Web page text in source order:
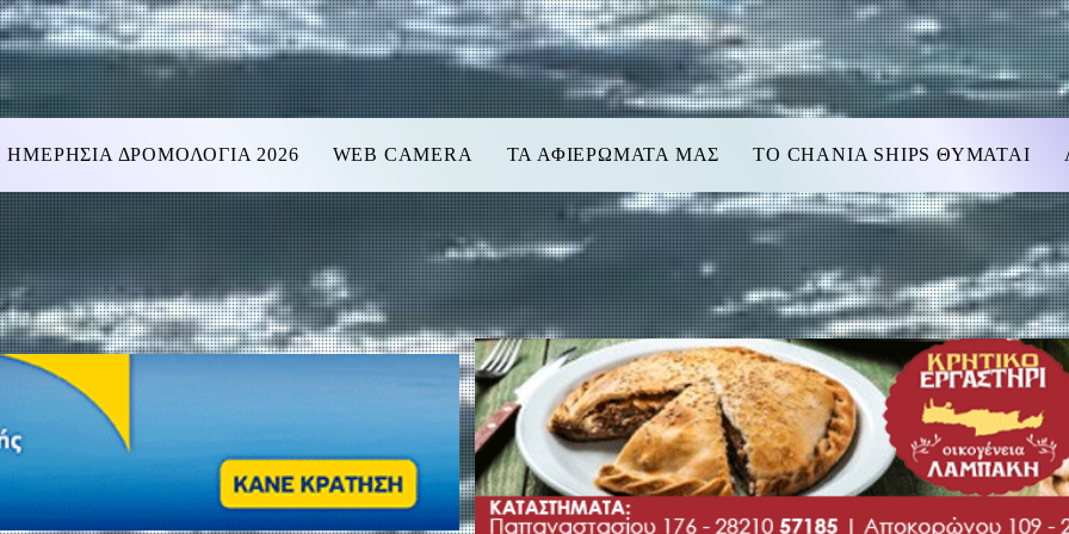
ΗΜΕΡΗΣΙΑ ΔΡΟΜΟΛΟΓΙΑ 2026 WEB CAMERA ΤΑ ΑΦΙΕΡΩΜΑΤΑ ΜΑΣ TO CHANIA SHIPS ΘΥΜΑΤΑΙ